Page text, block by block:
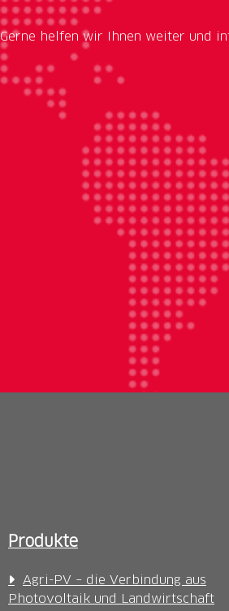
Gerne helfen wir Ihnen weiter und
Produkte
Agri-PV – die Verbindung aus
Photovoltaik und Landwirtschaft